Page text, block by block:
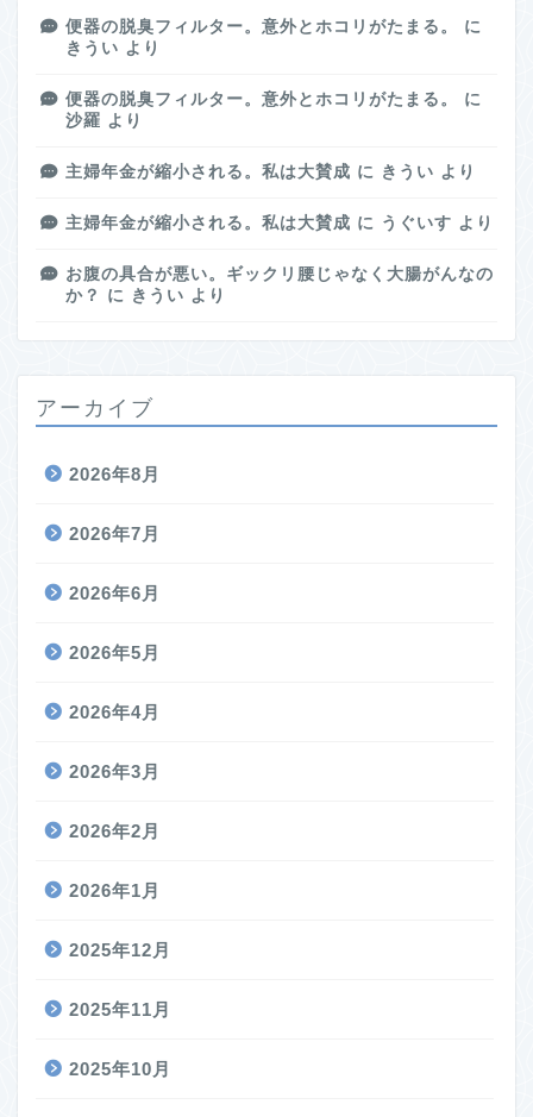
便器の脱臭フィルター。意外とホコリがたまる。
に
きうい より
便器の脱臭フィルター。意外とホコリがたまる。
に
沙羅 より
主婦年金が縮小される。私は大賛成 に きうい より
主婦年金が縮小される。私は大賛成 に うぐいす より
お腹の具合が悪い。ギックリ腰じゃなく大腸がんなの
か？
に きうい より
アーカイブ
2026年8月
2026年7月
2026年6月
2026年5月
2026年4月
2026年3月
2026年2月
2026年1月
2025年12月
2025年11月
2025年10月